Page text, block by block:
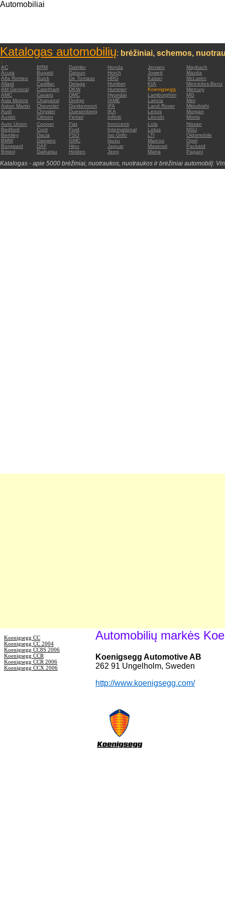
Automobiliai
Katalogas automobilių: brėžiniai, schemos,
:
AC
BRM Daimler Honda Jensen
Maybach
Acura
Bugatti Datsun Horch Jowett
Mazda
Alfa Romeo
Buick De Tomaso HRG Kaiser
McLaren
Allard
Cadillac Delage Humber KIA
Mercedes-Benz
AM General
Caterham DKW Hummer Koenigsegg
Mercury
AMC
Cavaro DMC Hyundai Lamborghini
MG
Asia Motors
Chaparral Dodge IAME Lancia
Mini
Aston Martin
Chevrolet Donkervoort IFA Land Rover
Mitsubishi
Audi
Chrysler Duesenberg IKA Lexus
Morgan
Austin
Citroen Ferrari Infiniti Lincoln
Morris
Auto Union
Cooper Fiat Innocenti Lola
Nissan
Bedford
Cord Ford International Lotus
NSU
Bentley
Dacia FSO Iso Grifo LTI
Oldsmobile
BMW
Daewoo GMC Isuzu Marcos
Opel
Borgward
DAF Hino Jaguar Maserati
Packard
Bristol
Daihatsu Holden Jeep Matra Pagani
Katalogas - apie 5000 brėžiniai, nuotraukos, nuotraukos ir brėžiniai automobilį:
Koenigsegg CC
Koenigsegg CC 2004
Koenigsegg CC8S 2006
Koenigsegg CCR
Koenigsegg CCR 2006
Koenigsegg CCX 2006
Automobilių markės
Koenigsegg Automotive AB
262 91 Ungelholm, Sweden
http://www.koenigsegg.com/